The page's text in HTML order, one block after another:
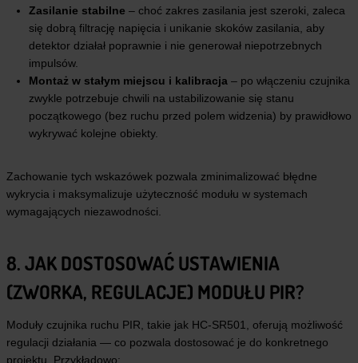
Zasilanie stabilne – choć zakres zasilania jest szeroki, zaleca
się dobrą filtrację napięcia i unikanie skoków zasilania, aby
detektor działał poprawnie i nie generował niepotrzebnych
impulsów.
Montaż w stałym miejscu i kalibracja – po włączeniu czujnika
zwykle potrzebuje chwili na ustabilizowanie się stanu
początkowego (bez ruchu przed polem widzenia) by prawidłowo
wykrywać kolejne obiekty.
Zachowanie tych wskazówek pozwala zminimalizować błędne
wykrycia i maksymalizuje użyteczność modułu w systemach
wymagających niezawodności.
8. JAK DOSTOSOWAĆ USTAWIENIA
(ZWORKA, REGULACJE) MODUŁU PIR?
Moduły czujnika ruchu PIR, takie jak HC-SR501, oferują możliwość
regulacji działania — co pozwala dostosować je do konkretnego
projektu. Przykładowo: